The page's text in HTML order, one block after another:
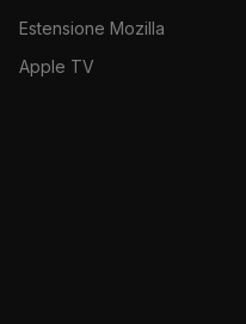
Estensione Mozilla
Apple TV